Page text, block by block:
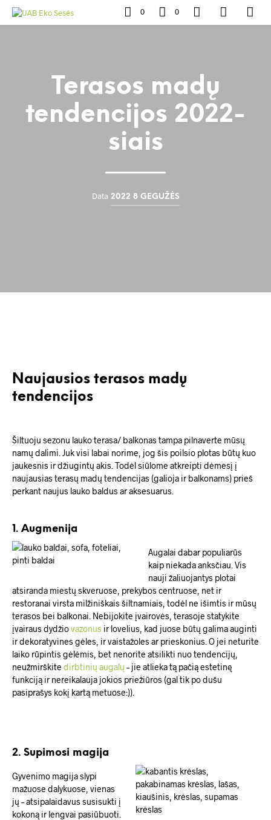
0 0
Terasos madų
tendencijos 2022-
siais
Data 2022 8 GEGUŽĖS
Naujausios terasos madų
tendencijos
Šiltuoju sezonu lauko terasa/ balkonas tampa pilnaverte mūsų
namų dalimi. Juk visi labai norime, jog šis poilsio plotas būtų kuo
jaukesnis ir džiugintų akis. Todėl siūlome atkreipti dėmesį į
naujausias terasų madų tendencijas (galioja ir balkonams) prieš
perkant naujus lauko baldus ar aksesuarus.
1. Augmenija
Augalai dabar populiarūs
kaip niekada anksčiau. Vis
nauji žaliuojantys plotai
atsiranda miestų skveruose, prekybos centruose, net ir
restoranai virsta milžiniškais šiltnamiais, todėl ne išimtis ir mūsų
terasos bei balkonai. Nebijokite įvairovės, terasoje statykite
įvairaus dydžiovazonus ir lovelius, kad juose būtų galima auginti
ir dekoratyvines gėles, ir vaistažoles ar prieskonius. O jei neturite
laiko rūpintis gėlėmis, bet nenorite atsilikti nuo tendencijų,
neužmirškite dirbtinių augalų – jie atlieka tą pačią estetinę
funkciją ir nereikalauja jokios priežiūros (gal tik po dušu
pasiprašys kokį kartą metuose:)).
2. Supimosi magija
Gyvenimo magija slypi
mažuose dalykuose, vienas
jų – atsipalaidavus susisukti į
kokoną ir lengvai pasiūbuoti.